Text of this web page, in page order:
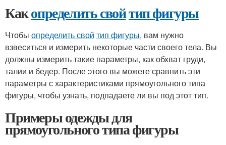
Какопределить свойтип фигуры
Чтобы определить свой тип фигуры, вам нужно
взвеситься и измерить некоторые части своего тела. Вы
должны измерить такие параметры, как обхват груди,
талии и бедер. После этого вы можете сравнить эти
параметры с характеристиками прямоугольного типа
фигуры, чтобы узнать, подпадаете ли вы под этот тип.
Примеры одежды для
прямоугольного типа фигуры